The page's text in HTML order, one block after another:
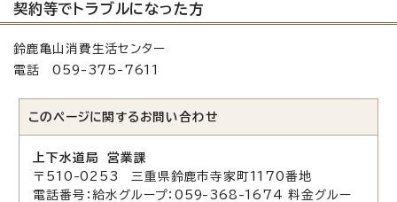
契約等でトラブルになった方
鈴鹿亀山消費生活センター
電話 059-375-7611
このページに関する お問い合わせ
上下水道局 営業課
〒510-0253 三重県鈴鹿市寺家町1170番地
電話番号：給水グループ：059-368-1674 料金グルー